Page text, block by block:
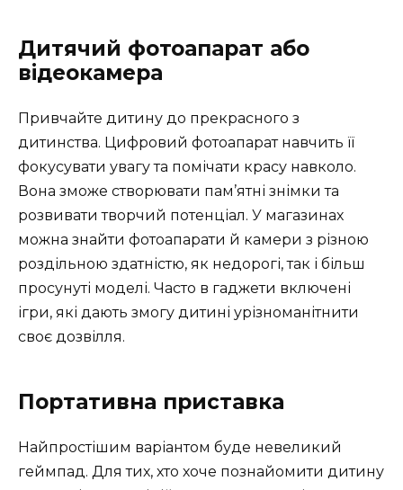
Дитячий фотоапарат або
відеокамера
Привчайте дитину до прекрасного з
дитинства. Цифровий фотоапарат навчить її
фокусувати увагу та помічати красу навколо.
Вона зможе створювати пам’ятні знімки та
розвивати творчий потенціал. У магазинах
можна знайти фотоапарати й камери з різною
роздільною здатністю, як недорогі, так і більш
просунуті моделі. Часто в гаджети включені
ігри, які дають змогу дитині урізноманітнити
своє дозвілля.
Портативна приставка
Найпростішим варіантом буде невеликий
геймпад. Для тих, хто хоче познайомити дитину